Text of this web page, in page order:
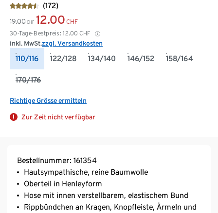
(172)
19.00 CHF 12.00 CHF
30-Tage-Bestpreis: 12.00 CHF
inkl. MwSt.zzgl. Versandkosten
110/116 122/128 134/140 146/152 158/164
170/176
Richtige Grösse ermitteln
Zur Zeit nicht verfügbar
Bestellnummer: 161354
Hautsympathische, reine Baumwolle
Oberteil in Henleyform
Hose mit innen verstellbarem, elastischem Bund
Rippbündchen an Kragen, Knopfleiste, Ärmeln und